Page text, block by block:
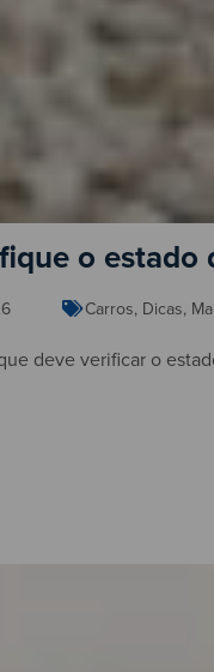
o
Carros, Dicas,
deve verificar o